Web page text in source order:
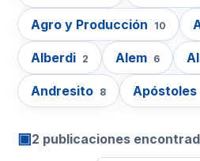
Agro y Producción 10
Alberdi 2 Alem 6
Andresito 8 Apóstoles
▣2 publicaciones